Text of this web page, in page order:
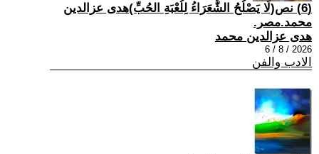
(6) نص(لَا يَصْلُحُ الشُّعَرَاءُ لِلُعْبَةِ الحُبِّ)هدى عزالدين
محمد.مصر.
هدى عزالدين محمد
2026 / 8 / 6
الادب والفن